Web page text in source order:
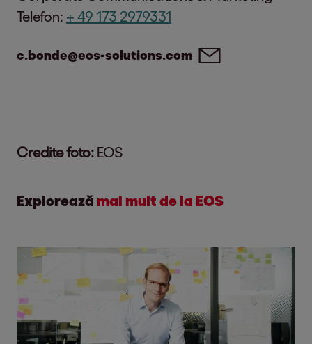
Telefon: + 49 173 2979331
c.bonde@eos-solutions.com
Credite foto: EOS
Explorează mai mult de la EOS